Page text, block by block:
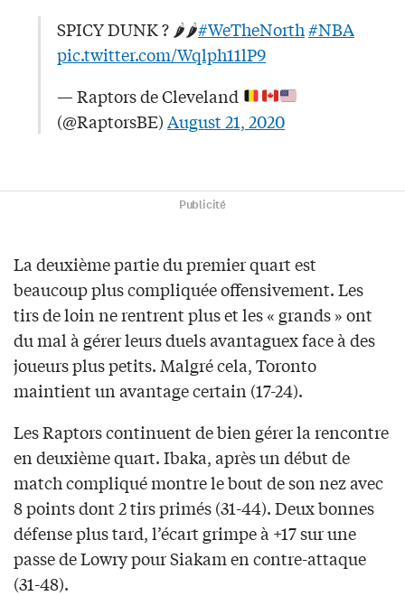
SPICY DUNK ? 🌶🌶#WeTheNorth#NBA
pic.twitter.com/Wqlph11lP9
— Raptors de Cleveland
(@RaptorsBE)August 21, 2020
Publicité
La deuxième partie du premier quart est
beaucoup plus compliquée offensivement. Les
tirs de loin ne rentrent plus et les « grands » ont
du mal à gérer leurs duels avantaguex face à des
joueurs plus petits. Malgré cela, Toronto
maintient un avantage certain (17-24).
Les Raptors continuent de bien gérer la rencontre
en deuxième quart. Ibaka, après un début de
match compliqué montre le bout de son nez avec
8 points dont 2 tirs primés (31-44). Deux bonnes
défense plus tard, l’écart grimpe à +17 sur une
passe de Lowry pour Siakam en contre-attaque
(31-48).